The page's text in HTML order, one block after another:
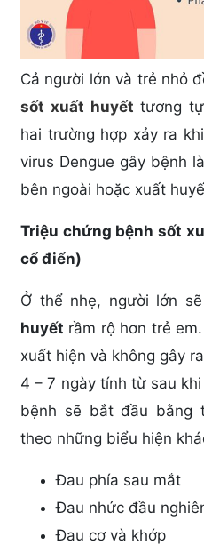
Cả người lớn và trẻ nhỏ
sốt xuất huyết tương
hai trường hợp xảy ra
virus Dengue gây bệnh
bên ngoài hoặc xuất
Triệu chứng bệnh sốt
cổ điển)
Ở thể nhẹ, người lớn
huyết rầm rộ hơn trẻ
xuất hiện và không gây
4 – 7 ngày tính từ sau
bệnh sẽ bắt đầu bằng
theo những biểu hiện
Đau phía sau mắt
Đau nhức đầu
Đau cơ và khớp